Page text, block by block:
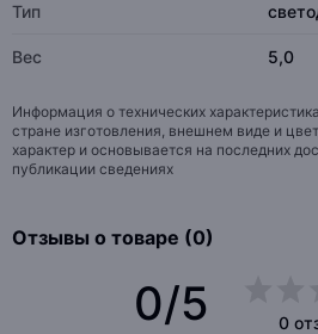
Тип
Вес 5,0
Информация о технических
стране изготовления, внешнем виде и
характер и основывается на последних
публикации сведениях
Отзывы о товаре (0)
0/5
0